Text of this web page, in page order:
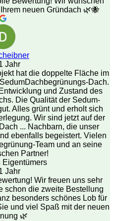
neuen Gründach 🌿🐝
Jahr
hat die doppelte Fläche im
Dach.
und Zustand des
Die Qualität der Sedum-
Alles grünt und erholt sich
Wir sind jetzt auf der
... Nachbarn, die unser
ebenfalls begeistert. Vielen
Team und an seine
Partner!
Eigentümers
Jahr
Wir freuen uns sehr
schon die zweite Bestellung
besonders schönes Lob für
und viel Spaß mit der neuen
🌿